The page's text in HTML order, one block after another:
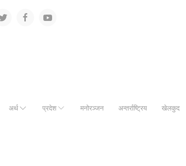
अर्थ प्रदेश मनोरञ्जन अन्तर्राष्ट्रिय खेलकुद